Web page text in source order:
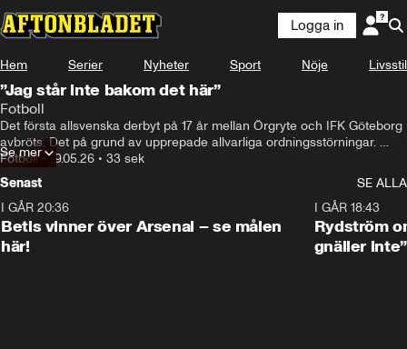
Logga in
Hem Serier Nyheter Sport Nöje Livsstil
”Jag står inte bakom det här”
Fotboll
Det första allsvenska derbyt på 17 år mellan Örgryte och IFK Göteborg
avbröts. Det på grund av upprepade allvarliga ordningsstörningar.
Dagen efter återupptogs matchen utan publik. Hör vad supportrarna
Fotboll•19.05.26 • 33 sek
Se mer
Senast
SE ALLA
I GÅR 20:36
Betis vinner över Arsenal – se målen
här!
I GÅR 18:43
Rydström
gnäller inte”